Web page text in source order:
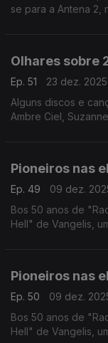
se para a Antena 2, naturalmente com outras músicas. Na
Olhares sobre
Ep. 51
23 dez. 2025
Alguns discos e
Ambre Ciel,
Pioneiros nas
Ep. 49
09 dez.
Bos 50 anos de
Hell" de Vangelis,
Pioneiros nas
Ep. 50
09 dez.
Bos 50 anos de
Hell" de Vangelis,